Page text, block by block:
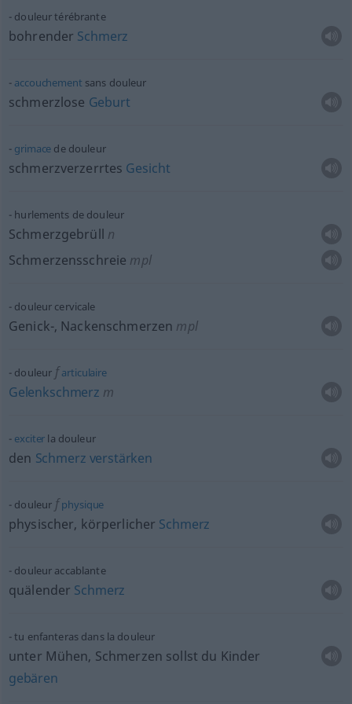
douleur térébrante
bohrender Schmerz
accouchement sans douleur
schmerzlose Geburt
grimace de douleur
schmerzverzerrtes Gesicht
hurlements de douleur
Schmerzgebrüll n
Schmerzensschreie mpl
douleur cervicale
Genick-, Nackenschmerzen mpl
douleur farticulaire
Gelenkschmerz m
exciter la douleur
den Schmerz verstärken
douleur fphysique
physischer, körperlicher Schmerz
douleur accablante
quälender Schmerz
tu enfanteras dans la douleur
unter Mühen, Schmerzen sollst du Kinder
gebären